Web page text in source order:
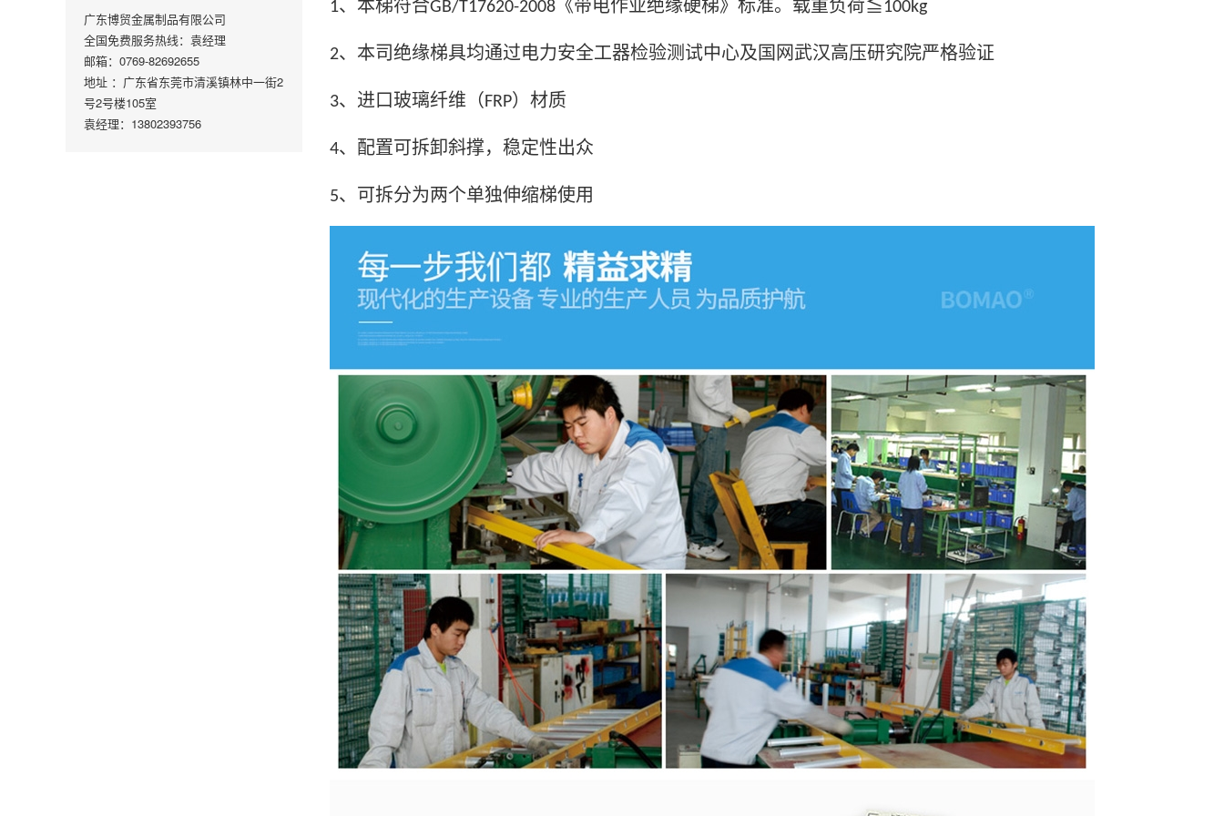
广东博贸金属制品有限公司
全国免费服务热线：袁经理
邮箱：0769-82692655
地址 ：广东省东莞市清溪镇林中一街2
号2号楼105室
袁经理：13802393756
1、本梯符合GB/T17620-2008 《带电作业绝缘硬梯》标准。载重负荷≦ 100kg
2、本司绝缘梯具均通过电力安全工器检验测试中心及国网武汉高压研究院严格验证
3、进口玻璃纤维（FRP）材质
4、配置可拆卸斜撑，稳定性出众
5、可拆分为两个单独伸缩梯使用